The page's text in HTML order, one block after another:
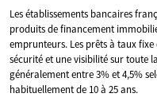
Les établissements bancaires
produits de financement
emprunteurs. Les prêts à taux
sécurité et une visibilité sur toute
généralement entre 3% et 4,5%
habituellement de 10 à 25 ans.